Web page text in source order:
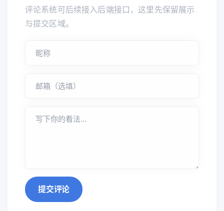
评论系统可后续接入后端接口，这里先保留展示
与提交区域。
提交评论